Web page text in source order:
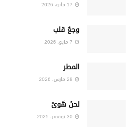
وجعُ قلب
المطر
لحنَ هَوىً